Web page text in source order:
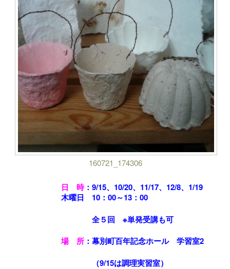
160721_174306
日 時：9/15、10/20、11/17、12/8、1/19
木曜日 10：00～13：00
全５回 ※単発受講も可
場 所 ：幕別町百年記念ホール 学習室2
（9/15は調理実習室）